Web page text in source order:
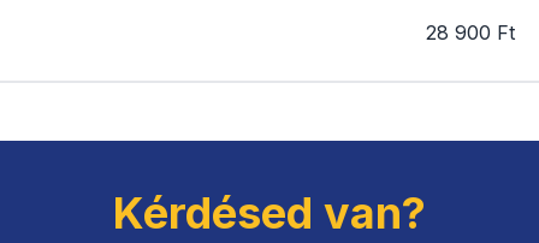
28 900 Ft
Kérdésed van?